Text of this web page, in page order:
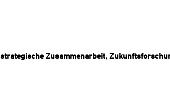
Zusammenarbeit,